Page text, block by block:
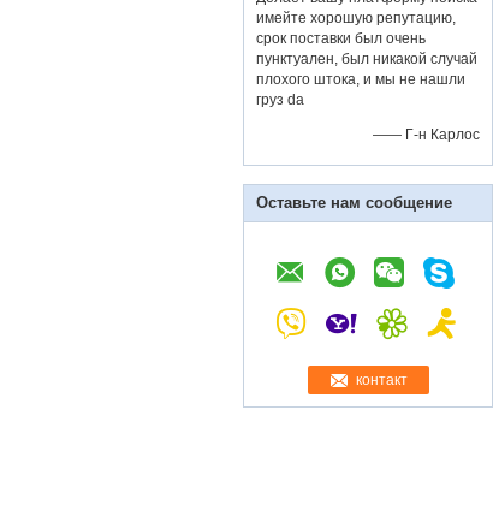
имейте хорошую репутацию,
срок поставки был очень
пунктуален, был никакой случай
плохого штока, и мы не нашли
груз da
—— Г-н Карлос
Оставьте нам сообщение
контакт